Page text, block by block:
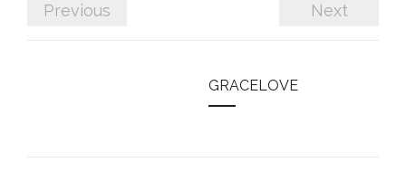
Previous Next
GRACELOVE